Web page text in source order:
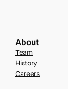
About
Team
History
Careers